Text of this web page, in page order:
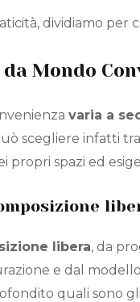
dividiamo per
Mondo
varia a
scegliere infatti
propri spazi ed
libera, da
e dal
quali sono